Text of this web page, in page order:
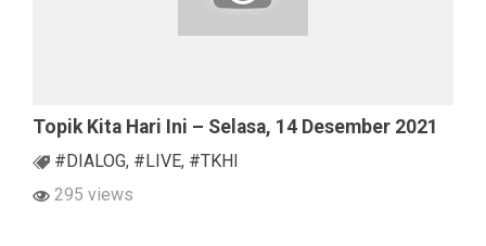
Topik Kita Hari Ini – Selasa, 14 Desember 2021
#DIALOG, #LIVE, #TKHI
295 views